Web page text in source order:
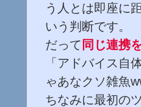
う人とは即座に
いう判断です。
だって 同じ連携
「アドバイス
ゃあなクソ雑魚
ちなみに最初の